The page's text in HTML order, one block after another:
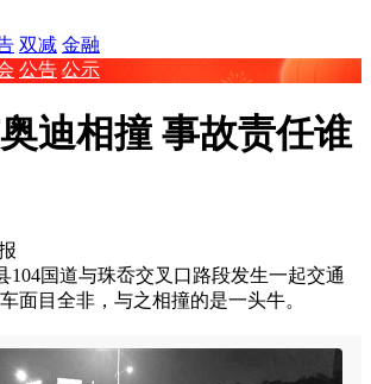
双减 金融
公告 公示
迪相撞 事故责任谁
104国道与珠岙交叉口路段发生一起交通
面目全非，与之相撞的是一头牛。